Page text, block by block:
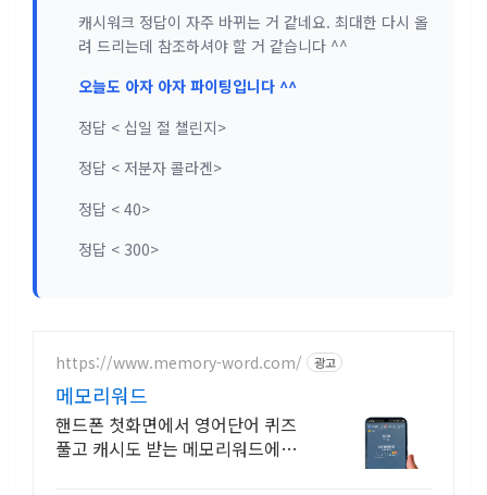
캐시워크 정답이 자주 바뀌는 거 같네요. 최대한 다시 올
려 드리는데 참조하셔야 할 거 같습니다 ^^
오늘도 아자 아자 파이팅입니다 ^^
정답 < 십일 절 챌린지>
정답 < 저분자 콜라겐>
정답 < 40>
정답 < 300>
https://www.memory-word.com/ 광고
메모리워드
핸드폰 첫화면에서 영어단어 퀴즈
풀고 캐시도 받는 메모리워드에서